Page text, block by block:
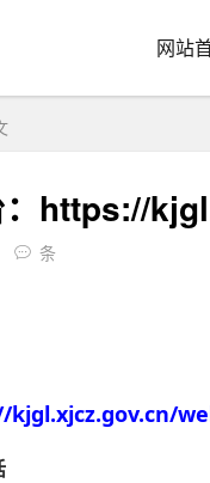
网站
：https://
条
kjgl.xjcz.gov.cn/